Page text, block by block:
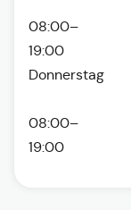
08:00–
19:00
Donnerstag
08:00–
19:00